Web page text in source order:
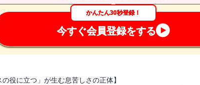
かんたん30秒登録！
今すぐ会員登録をする
の役に立つ」が生む息苦しさの正体】